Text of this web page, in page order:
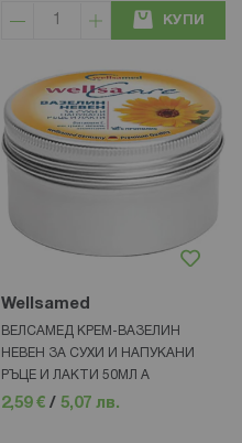
КУПИ
Wellsamed
ВЕЛСАМЕД КРЕМ-ВАЗЕЛИН
НЕВЕН ЗА СУХИ И НАПУКАНИ
РЪЦЕ И ЛАКТИ 50МЛ А
2,59 € / 5,07 лв.